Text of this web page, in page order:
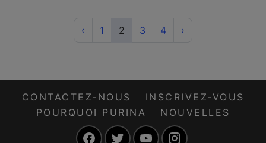
‹ Previous
1 2 (current)
3 4 ›
CONTACTEZ-NOUS
INSCRIVEZ-VOUS
POURQUOI PURINA
NOUVELLES
FacebookTwitter YouTube